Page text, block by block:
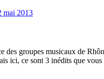
mai 2013
groupes musicaux de
ici, ce sont 3 inédits que